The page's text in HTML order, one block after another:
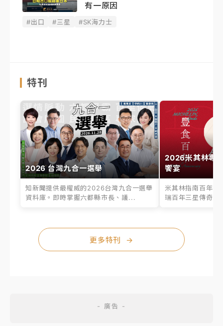
有一原因
#出口 #三星 #SK海力士
特刊
2026 台灣九合一選舉
知新聞提供最權威的2026台灣九合一選舉
資料庫。即時掌握六都縣市長、議...
2026米其林專
饗宴
米其林指南百年之
瑞百年三星傳奇、
更多特刊 →